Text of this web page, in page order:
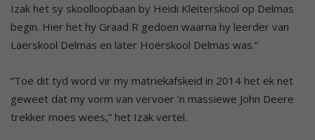
Izak het sy skoolloopbaan by Heidi Kleiterskool op Delmas
begin. Hier het hy Graad R gedoen waarna hy leerder van
Laerskool Delmas en later Hoërskool Delmas was.”
“Toe dit tyd word vir my matriekafskeid in 2014 het ek net
geweet dat my vorm van vervoer ’n massiewe John Deere
trekker moes wees,” het Izak vertel.